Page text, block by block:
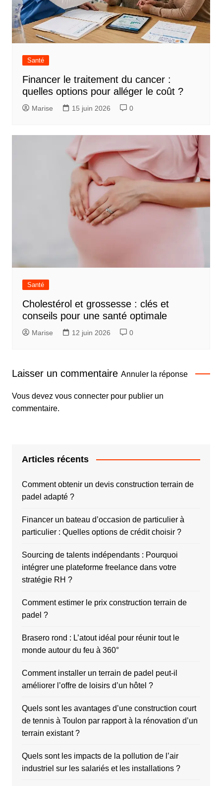
Santé
Financer le traitement du cancer :
quelles options pour alléger le coût ?
Marise 15 juin 2026 0
Santé
Cholestérol et grossesse : clés et
conseils pour une santé optimale
Marise 12 juin 2026 0
Laisser un commentaire Annuler la réponse
Vous devez vous connecterpour publier un
commentaire.
Articles récents
Comment obtenir un devis construction terrain de
padel adapté ?
Financer un bateau d’occasion de particulier à
particulier : Quelles options de crédit choisir ?
Sourcing de talents indépendants : Pourquoi
intégrer une plateforme freelance dans votre
stratégie RH ?
Comment estimer le prix construction terrain de
padel ?
Brasero rond : L’atout idéal pour réunir tout le
monde autour du feu à 360°
Comment installer un terrain de padel peut-il
améliorer l’offre de loisirs d’un hôtel ?
Quels sont les avantages d’une construction court
de tennis à Toulon par rapport à la rénovation d’un
terrain existant ?
Quels sont les impacts de la pollution de l’air
industriel sur les salariés et les installations ?